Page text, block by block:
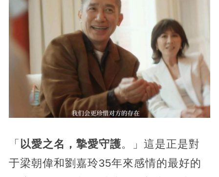
「 以愛之名，摯愛守護。」這是正是對
于梁朝偉和劉嘉玲35年來感情的最好的